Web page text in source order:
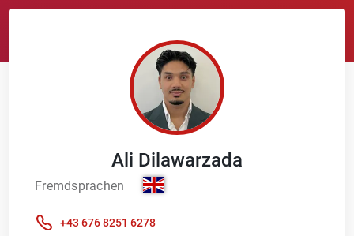
Ali Dilawarzada
Fremdsprachen
+43 676 8251 6278